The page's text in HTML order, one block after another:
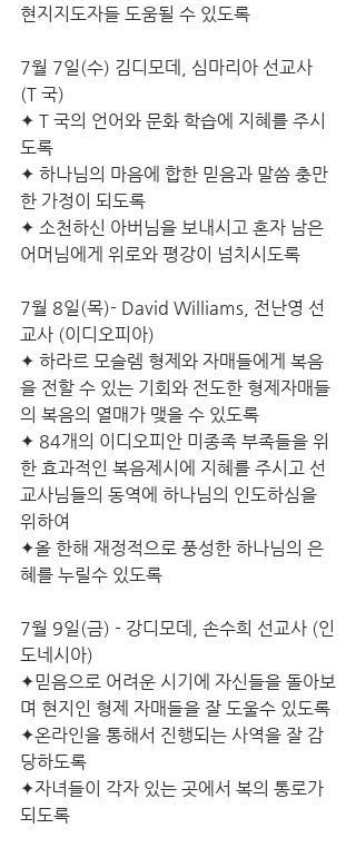
현지지도자들 도움될 수 있도록
7월 7일(수) 김디모데, 심마리아 선교사
(T 국)
✦ T 국의 언어와 문화 학습에 지혜를 주시
도록
✦ 하나님의 마음에 합한 믿음과 말씀 충만
한 가정이 되도록
✦ 소천하신 아버님을 보내시고 혼자 남은
어머님에게 위로와 평강이 넘치시도록
7월 8일(목)- David Williams, 전난영 선
교사 (이디오피아)
✦ 하라르 모슬렘 형제와 자매들에게 복음
을 전할 수 있는 기회와 전도한 형제자매들
의 복음의 열매가 맺을 수 있도록
✦ 84개의 이디오피안 미종족 부족들을 위
한 효과적인 복음제시에 지혜를 주시고 선
교사님들의 동역에 하나님의 인도하심을
위하여
✦올 한해 재정적으로 풍성한 하나님의 은
혜를 누릴수 있도록
7월 9일(금) - 강디모데, 손수희 선교사 (인
도네시아)
✦믿음으로 어려운 시기에 자신들을 돌아보
며 현지인 형제 자매들을 잘 도울수 있도록
✦온라인을 통해서 진행되는 사역을 잘 감
당하도록
✦자녀들이 각자 있는 곳에서 복의 통로가
되도록